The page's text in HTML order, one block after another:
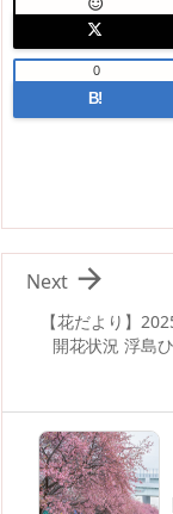
B!
0
【花だより】
開花状況 浮島

Next